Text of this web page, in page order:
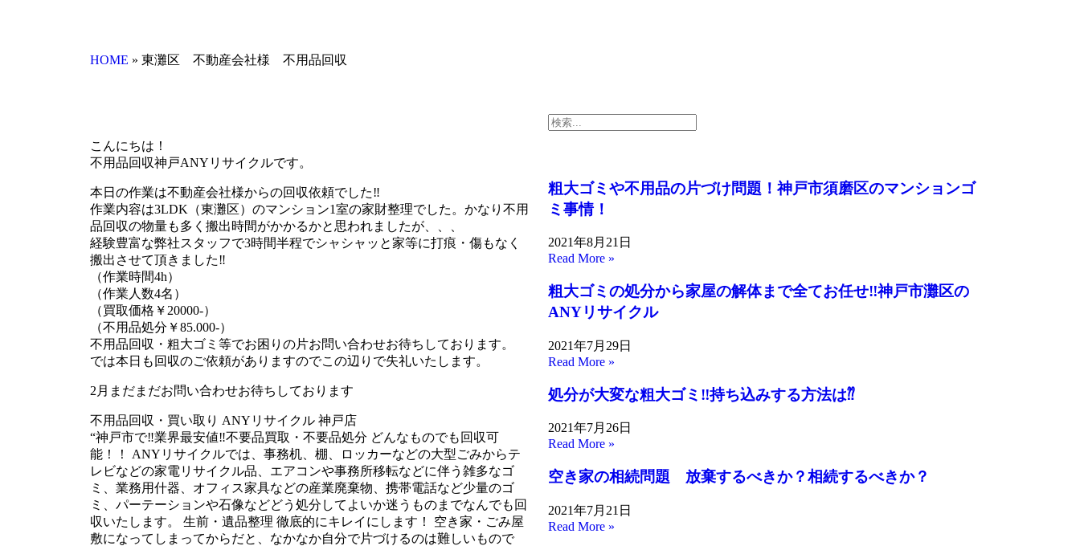
HOME » 東灘区 不動産会社様 不用品回収
こんにちは！
不用品回収神戸ANYリサイクルです。
本日の作業は不動産会社様からの回収依頼でした‼
作業内容は3LDK（東灘区）のマンション1室の家財整理でした。かなり不用
品回収の物量も多く搬出時間がかかるかと思われましたが、、、
経験豊富な弊社スタッフで3時間半程でシャシャッと家等に打痕・傷もなく
搬出させて頂きました‼
（作業時間4h）
（作業人数4名）
（買取価格￥20000-）
（不用品処分￥85.000-）
不用品回収・粗大ゴミ等でお困りの片お問い合わせお待ちしております。
では本日も回収のご依頼がありますのでこの辺りで失礼いたします。
2月まだまだお問い合わせお待ちしております
不用品回収・買い取り ANYリサイクル 神戸店
“神戸市で‼業界最安値‼不要品買取・不要品処分 どんなものでも回収可
能！！ ANYリサイクルでは、事務机、棚、ロッカーなどの大型ごみからテ
レビなどの家電リサイクル品、エアコンや事務所移転などに伴う雑多なゴ
ミ、業務用什器、オフィス家具などの産業廃棄物、携帯電話など少量のゴ
ミ、パーテーションや石像などどう処分してよいか迷うものまでなんでも回
収いたします。 生前・遺品整理 徹底的にキレイにします！ 空き家・ごみ屋
敷になってしまってからだと、なかなか自分で片づけるのは難しいもので
粗大ゴミや不用品の片づけ問題！神戸市須磨区のマンションゴ
ミ事情！
2021年8月21日
Read More »
粗大ゴミの処分から家屋の解体まで全てお任せ‼神戸市灘区の
ANYリサイクル
2021年7月29日
Read More »
処分が大変な粗大ゴミ‼持ち込みする方法は⁇
2021年7月26日
Read More »
空き家の相続問題 放棄するべきか？相続するべきか？
2021年7月21日
Read More »